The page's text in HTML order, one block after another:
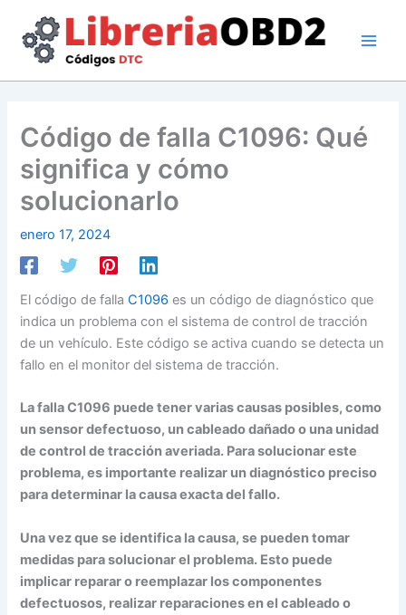
contenido
Código de falla C1096: Qué
significa y cómo
solucionarlo
enero 17, 2024
El código de fallaC1096 es un código de diagnóstico que
indica un problema con el sistema de control de tracción
de un vehículo. Este código se activa cuando se detecta un
fallo en el monitor del sistema de tracción.
La falla C1096 puede tener varias causas posibles, como
un sensor defectuoso, un cableado dañado o una unidad
de control de tracción averiada. Para solucionar este
problema, es importante realizar un diagnóstico preciso
para determinar la causa exacta del fallo.
Una vez que se identifica la causa, se pueden tomar
medidas para solucionar el problema. Esto puede
implicar reparar o reemplazar los componentes
defectuosos, realizar reparaciones en el cableado o